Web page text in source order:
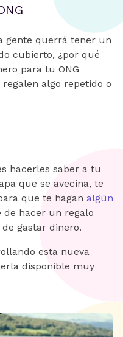
gente querrá tener un
cubierto, ¿por qué
para tu ONG
algo repetido o
hacerles saber a tu
que se avecina, te
que te hagan algún
de hacer un regalo
gastar dinero.
esta nueva
disponible muy